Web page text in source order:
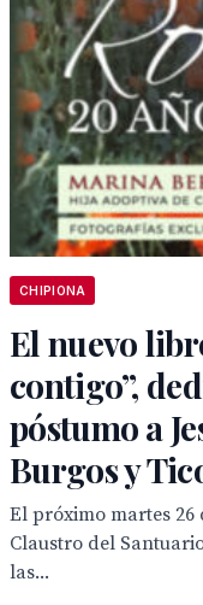
CHIPIONA
El nuevo
contigo”,
póstumo a
Burgos y
El próximo martes 26
Claustro del
las...